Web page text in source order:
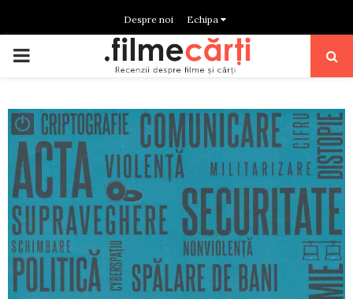
Despre noi Echipa
PRIMARY